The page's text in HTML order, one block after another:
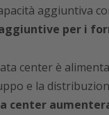
aggiuntiva
per i
center è
e la
center